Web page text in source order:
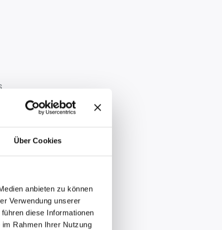
Über Cookies
anbieten zu können
Verwendung unserer
diese Informationen
Rahmen Ihrer Nutzung